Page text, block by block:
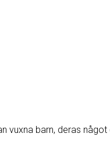
vuxna barn, deras